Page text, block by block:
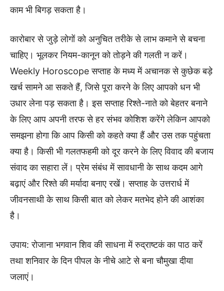
काम भी बिगड़ सकता है।
कारोबार से जुड़े लोगों को अनुचित तरीके से लाभ कमाने से बचना
चाहिए। भूलकर नियम-कानून को तोड़ने की गलती न करें।
Weekly Horoscope सप्ताह के मध्य में अचानक से कुछेक बड़े
खर्च सामने आ सकते हैं, जिसे पूरा करने के लिए आपको धन भी
उधार लेना पड़ सकता है। इस सप्ताह रिश्ते-नाते को बेहतर बनाने
के लिए आप अपनी तरफ से हर संभव कोशिश करेंगे लेकिन आपको
समझना होगा कि आप किसी को कहते क्या हैं और उस तक पहुंचता
क्या है। किसी भी गलतफहमी को दूर करने के लिए विवाद की बजाय
संवाद का सहारा लें। प्रेम संबंध में सावधानी के साथ कदम आगे
बढ़ाएं और रिश्ते की मर्यादा बनाए रखें। सप्ताह के उत्तरार्ध में
जीवनसाथी के साथ किसी बात को लेकर मतभेद होने की आशंका
है।
उपाय: रोजाना भगवान शिव की साधना में रुद्राष्टकं का पाठ करें
तथा शनिवार के दिन पीपल के नीचे आटे से बना चौमुखा दीया
जलाएं।